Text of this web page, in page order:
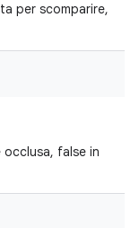
per scomparire,
false in